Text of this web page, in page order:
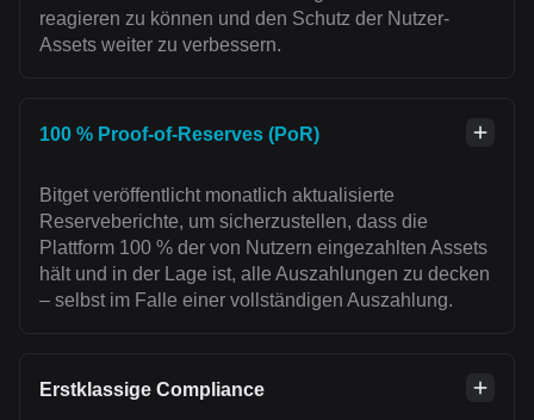
reagieren zu können und den Schutz der Nutzer-
Assets weiter zu verbessern.
100 % Proof-of-Reserves (PoR)
Bitget veröffentlicht monatlich aktualisierte
Reserveberichte, um sicherzustellen, dass die
Plattform 100 % der von Nutzern eingezahlten Assets
hält und in der Lage ist, alle Auszahlungen zu decken
– selbst im Falle einer vollständigen Auszahlung.
Erstklassige Compliance